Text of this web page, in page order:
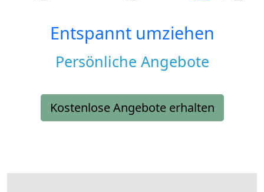
Entspannt umziehen
Persönliche Angebote
Kostenlose Angebote erhalten